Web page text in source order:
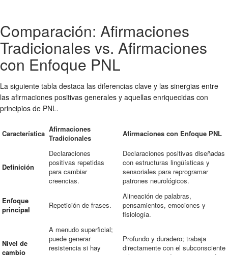
Comparación: Afirmaciones
Tradicionales vs. Afirmaciones
con Enfoque PNL
La siguiente tabla destaca las diferencias clave y las sinergias entre
las afirmaciones positivas generales y aquellas enriquecidas con
principios de PNL.
Característica Afirmaciones
Tradicionales
Afirmaciones con Enfoque PNL
Definición
Declaraciones
positivas repetidas
para cambiar
creencias.
Declaraciones positivas diseñadas
con estructuras lingüísticas y
sensoriales para reprogramar
patrones neurológicos.
Enfoque
principal
Repetición de frases.
Alineación de palabras,
pensamientos, emociones y
fisiología.
Nivel de
cambio
A menudo superficial;
puede generar
resistencia si hay
Profundo y duradero; trabaja
directamente con el subconsciente